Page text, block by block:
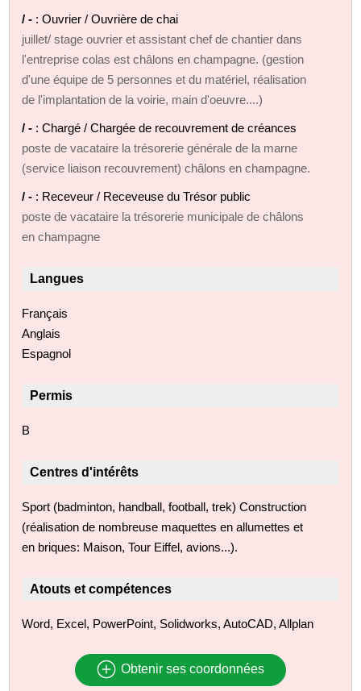
/ - : Ouvrier / Ouvrière de chai
juillet/ stage ouvrier et assistant chef de chantier dans
l'entreprise colas est châlons en champagne. (gestion
d'une équipe de 5 personnes et du matériel, réalisation
de l'implantation de la voirie, main d'oeuvre....)
/ - : Chargé / Chargée de recouvrement de créances
poste de vacataire la trésorerie générale de la marne
(service liaison recouvrement) châlons en champagne.
/ - : Receveur / Receveuse du Trésor public
poste de vacataire la trésorerie municipale de châlons
en champagne
Langues
Français
Anglais
Espagnol
Permis
B
Centres d'intérêts
Sport (badminton, handball, football, trek) Construction
(réalisation de nombreuse maquettes en allumettes et
en briques: Maison, Tour Eiffel, avions...).
Atouts et compétences
Word, Excel, PowerPoint, Solidworks, AutoCAD, Allplan
Obtenir ses coordonnées